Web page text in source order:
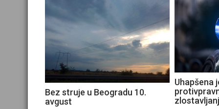
Bez struje u Beogradu 10.
avgust
Uhapšena